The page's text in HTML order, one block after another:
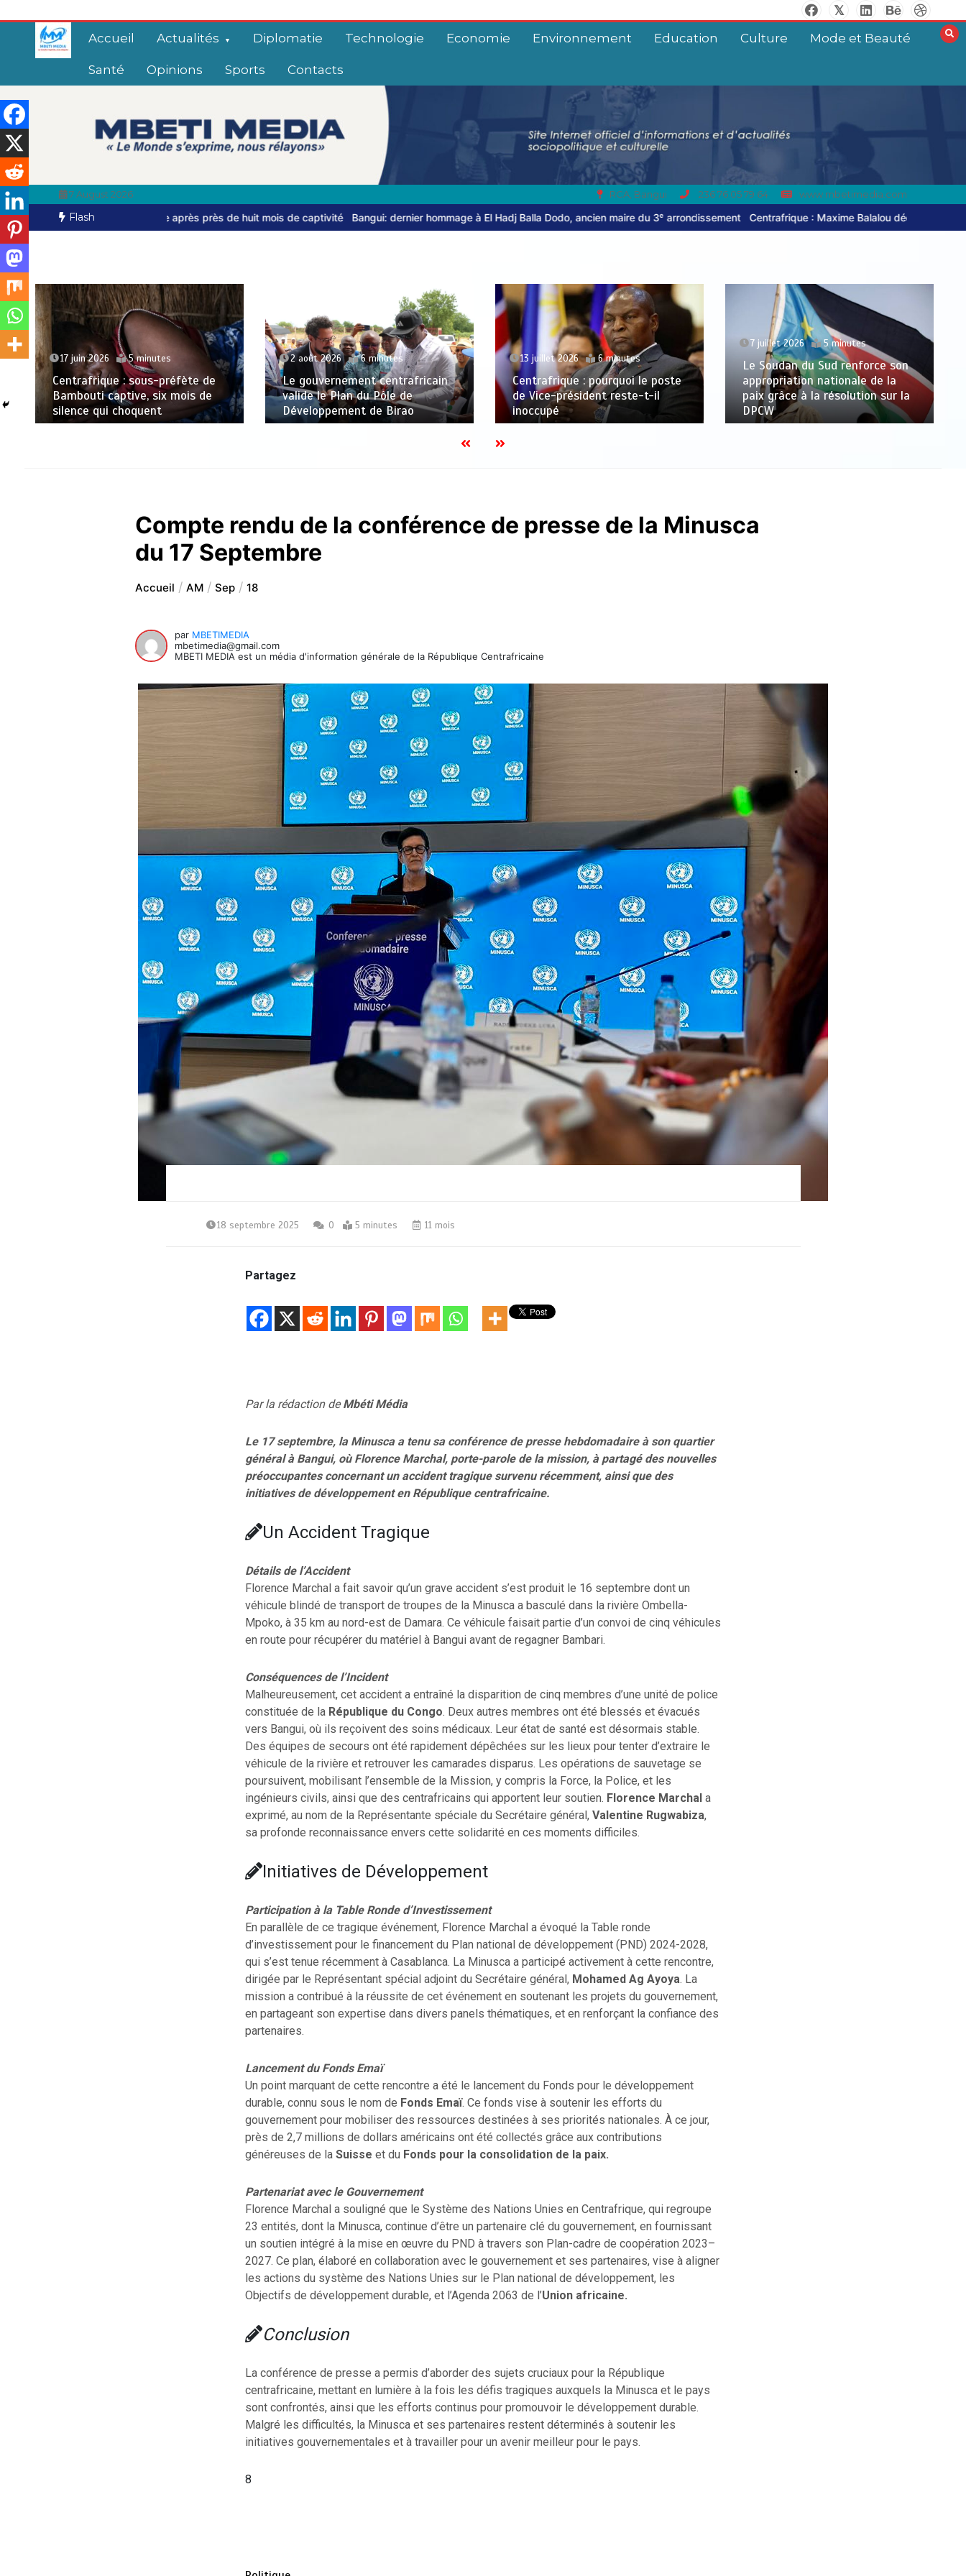
Accueil Actualités Diplomatie Technologie Economie Environnement Education Culture Mode et Beauté
Santé Opinions Sports Contacts
7 August 2026 RCA, Bangui 236 76 05 79 64 www.mbetimedia.com
Flash
après près de huit mois de captivité Bangui: dernier hommage à El Hadj Balla Dodo, ancien maire du 3ᵉ arrondissement Centrafrique : Maxime Balalou déclare la guerre aux pratiques
17 juin 2026 5 minutes
Centrafrique : sous-préfète de
Bambouti captive, six mois de
silence qui choquent
2 août 2026 6 minutes
Le gouvernement centrafricain
valide le Plan du Pôle de
Développement de Birao
13 juillet 2026 6 minutes
Centrafrique : pourquoi le poste
de Vice-président reste-t-il
inoccupé
7 juillet 2026 5 minutes
Le Soudan du Sud renforce son
appropriation nationale de la
paix grâce à la résolution sur la
DPCW
Compte rendu de la conférence de presse de la Minusca
du 17 Septembre
Accueil AM Sep 18
par MBETIMEDIA
mbetimedia@gmail.com
MBETI MEDIA est un média d'information générale de la République Centrafricaine
18 septembre 2025 0 5 minutes 11 mois
Partagez
Par la rédaction deMbéti Média
Le 17 septembre, la Minusca a tenu sa conférence de presse hebdomadaire à son quartier
général à Bangui, où Florence Marchal, porte-parole de la mission, à partagé des nouvelles
préoccupantes concernant un accident tragique survenu récemment, ainsi que des
initiatives de développement en République centrafricaine.
Un Accident Tragique
Détails de l’Accident
Florence Marchal a fait savoir qu’un grave accident s’est produit le 16 septembre dont un
véhicule blindé de transport de troupes de la Minusca a basculé dans la rivière Ombella-
Mpoko, à 35 km au nord-est de Damara. Ce véhicule faisait partie d’un convoi de cinq véhicules
en route pour récupérer du matériel à Bangui avant de regagner Bambari.
Conséquences de l’Incident
Malheureusement, cet accident a entraîné la disparition de cinq membres d’une unité de police
constituée de la République du Congo. Deux autres membres ont été blessés et évacués
vers Bangui, où ils reçoivent des soins médicaux. Leur état de santé est désormais stable.
Des équipes de secours ont été rapidement dépêchées sur les lieux pour tenter d’extraire le
véhicule de la rivière et retrouver les camarades disparus. Les opérations de sauvetage se
poursuivent, mobilisant l’ensemble de la Mission, y compris la Force, la Police, et les
ingénieurs civils, ainsi que des centrafricains qui apportent leur soutien. Florence Marchal a
exprimé, au nom de la Représentante spéciale du Secrétaire général, Valentine Rugwabiza,
sa profonde reconnaissance envers cette solidarité en ces moments difficiles.
Initiatives de Développement
Participation à la Table Ronde d’Investissement
En parallèle de ce tragique événement, Florence Marchal a évoqué la Table ronde
d’investissement pour le financement du Plan national de développement (PND) 2024-2028,
qui s’est tenue récemment à Casablanca. La Minusca a participé activement à cette rencontre,
dirigée par le Représentant spécial adjoint du Secrétaire général, Mohamed Ag Ayoya. La
mission a contribué à la réussite de cet événement en soutenant les projets du gouvernement,
en partageant son expertise dans divers panels thématiques, et en renforçant la confiance des
partenaires.
Lancement du Fonds Emaï
Un point marquant de cette rencontre a été le lancement du Fonds pour le développement
durable, connu sous le nom de Fonds Emaï. Ce fonds vise à soutenir les efforts du
gouvernement pour mobiliser des ressources destinées à ses priorités nationales. À ce jour,
près de 2,7 millions de dollars américains ont été collectés grâce aux contributions
généreuses de laSuisse et du Fonds pour la consolidation de la paix.
Partenariat avec le Gouvernement
Florence Marchal a souligné que le Système des Nations Unies en Centrafrique, qui regroupe
23 entités, dont la Minusca, continue d’être un partenaire clé du gouvernement, en fournissant
un soutien intégré à la mise en œuvre du PND à travers son Plan-cadre de coopération 2023–
2027. Ce plan, élaboré en collaboration avec le gouvernement et ses partenaires, vise à aligner
les actions du système des Nations Unies sur le Plan national de développement, les
Objectifs de développement durable, et l’Agenda 2063 de l’Union africaine.
Conclusion
La conférence de presse a permis d’aborder des sujets cruciaux pour la République
centrafricaine, mettant en lumière à la fois les défis tragiques auxquels la Minusca et le pays
sont confrontés, ainsi que les efforts continus pour promouvoir le développement durable.
Malgré les difficultés, la Minusca et ses partenaires restent déterminés à soutenir les
initiatives gouvernementales et à travailler pour un avenir meilleur pour le pays.
8